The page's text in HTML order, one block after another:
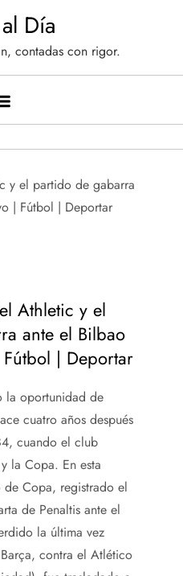
Día
contadas con rigor.
Athletic y el
ante el Bilbao
| Deportar
la oportunidad de
cuatro años después
cuando el club
la Copa. En esta
Copa, registrado el
de Penaltis ante el
la última vez
contra el Atlético